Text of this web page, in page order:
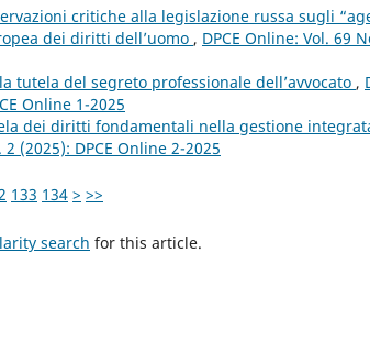
critiche alla legislazione russa sugli
dei diritti dell’uomo , DPCE Online: Vol. 69
la tutela del segreto professionale dell’avvocato ,
Online 1-2025
dei diritti fondamentali nella gestione
(2025): DPCE Online 2-2025
133 134 > >>
search for this article.